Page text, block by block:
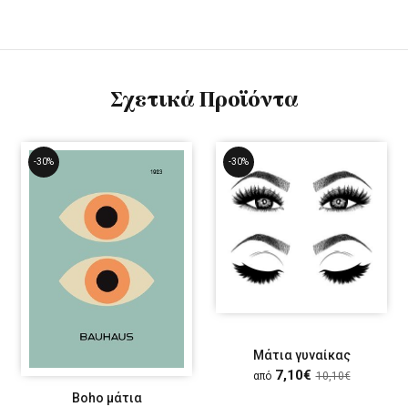
Σχετικά Προϊόντα
-30%
Boho μάτια
-30%
Μάτια γυναίκας
από 7,10€ 10,10€